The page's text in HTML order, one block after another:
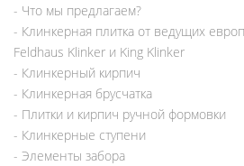
- Что мы предлагаем?
- Клинкерная плитка от ведущих
Feldhaus Klinker и King Klinker
- Клинкерный кирпич
- Клинкерная брусчатка
- Плитки и кирпич ручной формовки
- Клинкерные ступени
- Элементы забора